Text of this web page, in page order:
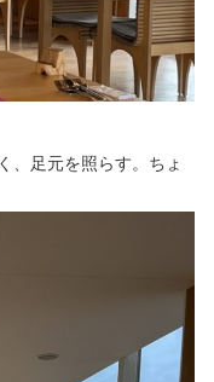
、足元を照らす。ちょ